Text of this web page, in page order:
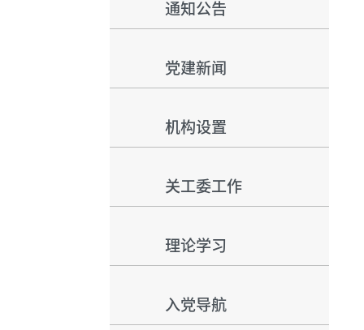
通知公告
党建新闻
机构设置
关工委工作
理论学习
入党导航